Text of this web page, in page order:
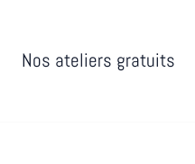
Nos ateliers gratuits